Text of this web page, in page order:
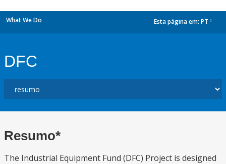
What We Do Esta página em: PT
DFC
Resumo*
The Industrial Equipment Fund (DFC) Project is designed